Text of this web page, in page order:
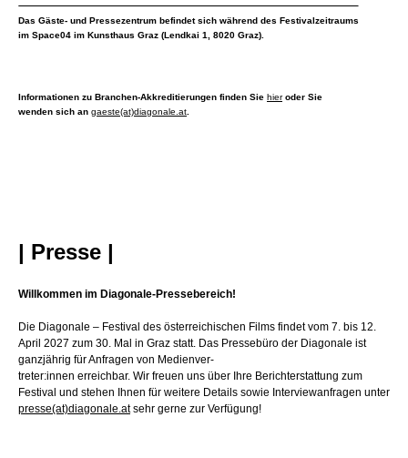
Das Gäste- und Pressezentrum befindet sich während des Festivalzeitraums
im Space04 im Kunsthaus Graz (Lendkai 1, 8020 Graz).
Informationen zu Branchen-Akkreditierungen finden Sie hieroder Sie
wenden sich an gaeste(at)diagonale.at
| Presse |
Willkommen im Diagonale-Pressebereich!
Die Diagonale – Festival des österreichischen Films findet vom 7. bis 12.
April 2027 zum 30. Mal in Graz statt. Das Pressebüro der Diagonale ist
ganzjährig für Anfragen von Medienver-
treter:innen erreichbar. Wir freuen uns über Ihre Berichterstattung zum
Festival und stehen Ihnen für weitere Details sowie Interviewanfragen unter
presse(at)diagonale.atsehr gerne zur Verfügung!